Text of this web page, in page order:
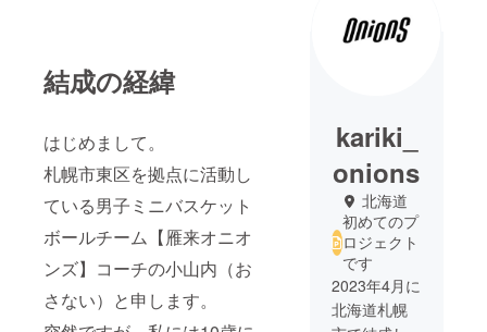
結成の経緯
はじめまして。
札幌市東区を拠点に活動し
ている男子ミニバスケット
ボールチーム【雁来オニオ
ンズ】コーチの小山内（お
さない）と申します。
kariki_
onions
北海道
初めてのプ
ロジェクト
です
2023年4月に
北海道札幌